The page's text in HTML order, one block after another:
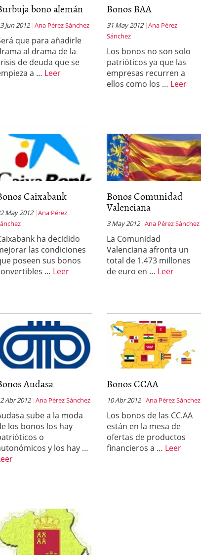
bono alemán
Jun 2012 Ana Pérez Sánchez
que para añadirle
al drama de la
de deuda que se
a … Leer
Bonos BAA
31 May 2012 Ana Pérez
Sánchez
Los bonos no son solo
patrióticos ya que las
empresas recurren a
ellos como los … Leer
Caixabank
May 2012 Ana Pérez
ha decidido
las condiciones
poseen sus bonos
… Leer
Bonos Comunidad
Valenciana
3 May 2012 Ana Pérez Sánchez
La Comunidad
Valenciana afronta un
total de 1.473 millones
de euro en … Leer
Audasa
Abr 2012 Ana Pérez Sánchez
sube a la moda
los bonos los hay
o
y los hay …
Bonos CCAA
10 Abr 2012 Ana Pérez Sánchez
Los bonos de las CC.AA
están en la mesa de
ofertas de productos
financieros a … Leer